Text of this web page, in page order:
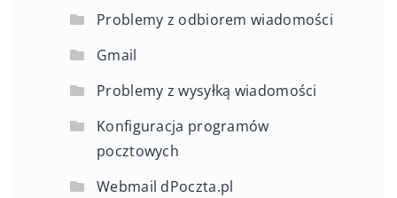
Problemy z odbiorem wiadomości
Gmail
Problemy z wysyłką wiadomości
Konfiguracja programów
pocztowych
Webmail dPoczta.pl